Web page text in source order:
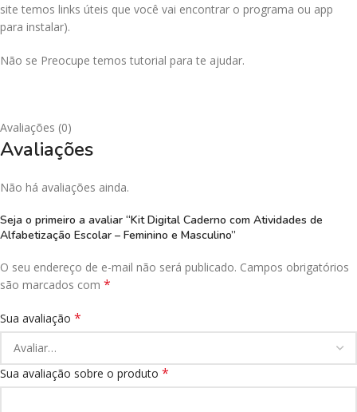
site temos links úteis que você vai encontrar o programa ou app
para instalar).
Não se Preocupe temos tutorial para te ajudar.
Avaliações (0)
Avaliações
Não há avaliações ainda.
Seja o primeiro a avaliar “Kit Digital Caderno com Atividades de
Alfabetização Escolar – Feminino e Masculino”
O seu endereço de e-mail não será publicado. Campos obrigatórios
são marcados com *
Sua avaliação *
Sua avaliação sobre o produto *